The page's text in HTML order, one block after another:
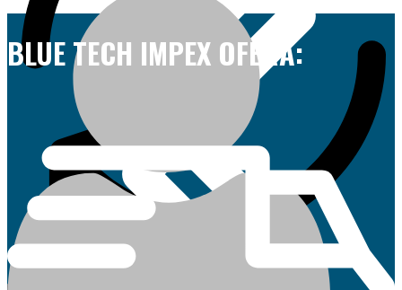
BLUE TECH IMPEX OFERĂ: